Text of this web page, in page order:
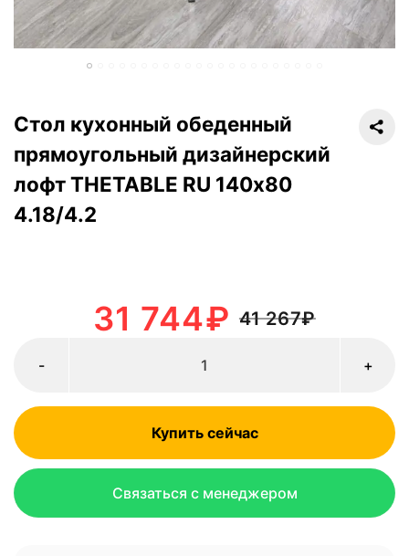
Стол кухонный обеденный
прямоугольный дизайнерский
лофт THETABLE RU 140х80
4.18/4.2
41 267₽
31 744₽
+
-
Купить сейчас
Связаться с менеджером